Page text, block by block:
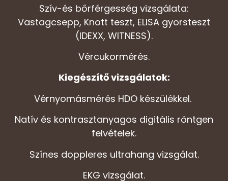
Szív-és bőrférgesség vizsgálata:
Vastagcsepp, Knott teszt, ELISA gyorsteszt
(IDEXX, WITNESS).
Vércukormérés.
Kiegészítő vizsgálatok:
Vérnyomásmérés HDO készülékkel.
Natív és kontrasztanyagos digitális röntgen
felvételek.
Színes doppleres ultrahang vizsgálat.
EKG vizsgálat.